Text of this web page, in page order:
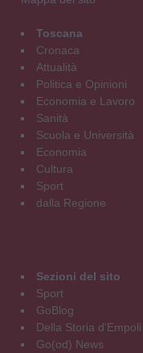
Toscana
Cronaca
Attualità
Politica e Opinioni
Economia e Lavoro
Sanità
Scuola e Università
Economia
Cultura
Sport
dalla Regione
Sezioni del sito
Sport
GoBlog
Della Storia d'Empoli
Go(od) News